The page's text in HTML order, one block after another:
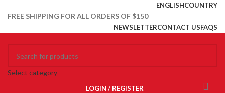
ENGLISHCOUNTRY
FREE SHIPPING FOR ALL ORDERS OF $150
NEWSLETTERCONTACT USFAQS
Select category
LOGIN / REGISTER